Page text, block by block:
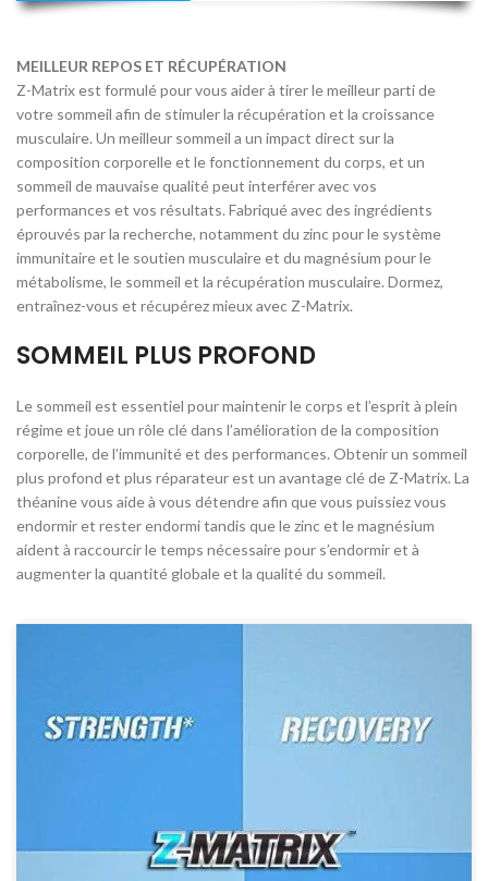
MEILLEUR REPOS ET RÉCUPÉRATION
Z-Matrix est formulé pour vous aider à tirer le meilleur parti de
votre sommeil afin de stimuler la récupération et la croissance
musculaire. Un meilleur sommeil a un impact direct sur la
composition corporelle et le fonctionnement du corps, et un
sommeil de mauvaise qualité peut interférer avec vos
performances et vos résultats. Fabriqué avec des ingrédients
éprouvés par la recherche, notamment du zinc pour le système
immunitaire et le soutien musculaire et du magnésium pour le
métabolisme, le sommeil et la récupération musculaire. Dormez,
entraînez-vous et récupérez mieux avec Z-Matrix.
SOMMEIL PLUS PROFOND
Le sommeil est essentiel pour maintenir le corps et l’esprit à plein
régime et joue un rôle clé dans l’amélioration de la composition
corporelle, de l’immunité et des performances. Obtenir un sommeil
plus profond et plus réparateur est un avantage clé de Z-Matrix. La
théanine vous aide à vous détendre afin que vous puissiez vous
endormir et rester endormi tandis que le zinc et le magnésium
aident à raccourcir le temps nécessaire pour s’endormir et à
augmenter la quantité globale et la qualité du sommeil.